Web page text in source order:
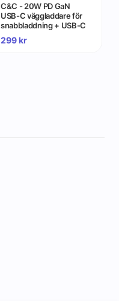
C&C - 20W PD GaN
USB-C väggladdare för
snabbladdning + USB-C
- USB-C kabel 1m
299kr